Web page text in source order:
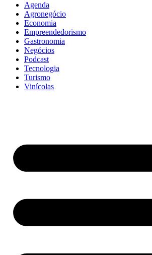
Agenda
Agronegócio
Economia
Empreendedorismo
Gastronomia
Negócios
Podcast
Tecnologia
Turismo
Vinícolas